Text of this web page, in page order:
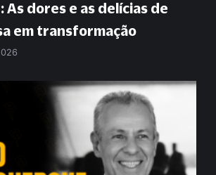
As dores e as delícias de
em transformação